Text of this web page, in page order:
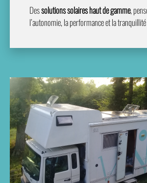
Dessolutions solaires haut de gamme,
l’autonomie, la performance et la